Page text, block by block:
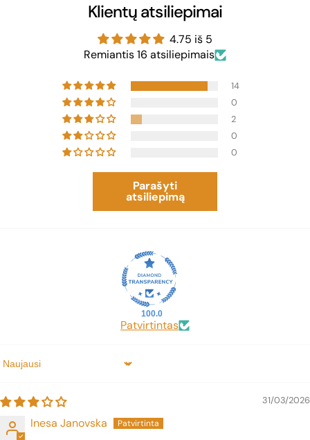
Klientų atsiliepimai
4.75 iš 5
Remiantis 16 atsiliepimais
14
0
2
0
0
Parašyti
atsiliepimą
100.0
Patvirtintas
Sort by
31/03/2026
Inesa Janovska